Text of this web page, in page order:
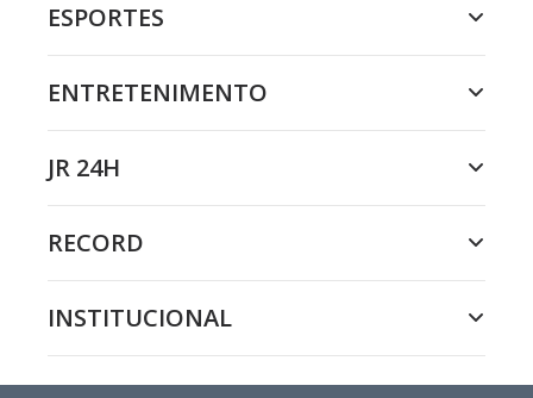
ESPORTES
ENTRETENIMENTO
JR 24H
RECORD
INSTITUCIONAL